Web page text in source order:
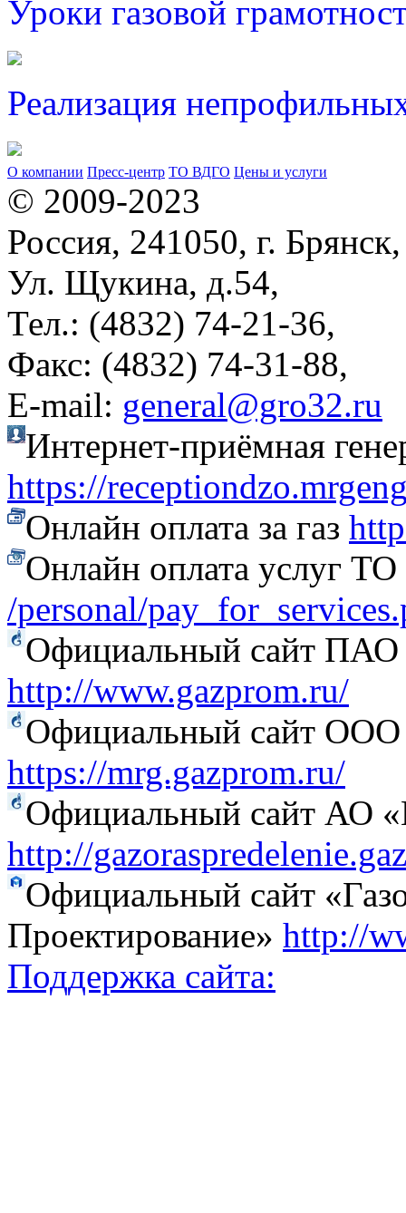
Уроки газовой
Реализация
О компании Пресс-центр ТО ВДГО Цены и услуги
© 2009-2023
Россия, 241050, г. Брянск,
Ул. Щукина, д.54,
Тел.: (4832) 74-21-36,
Факс: (4832) 74-31-88,
Е-mail: general@gro32.ru
Интернет-приёмная
https://
Онлайн оплата за газ
Онлайн оплата услуг
/personal/
Официальный сайт ПАО
http://www.gazprom.ru/
Официальный сайт ООО
https://mrg.gazprom.ru/
Официальный сайт АО
http://
Официальный сайт
Проектирование» http://
Поддержка сайта: